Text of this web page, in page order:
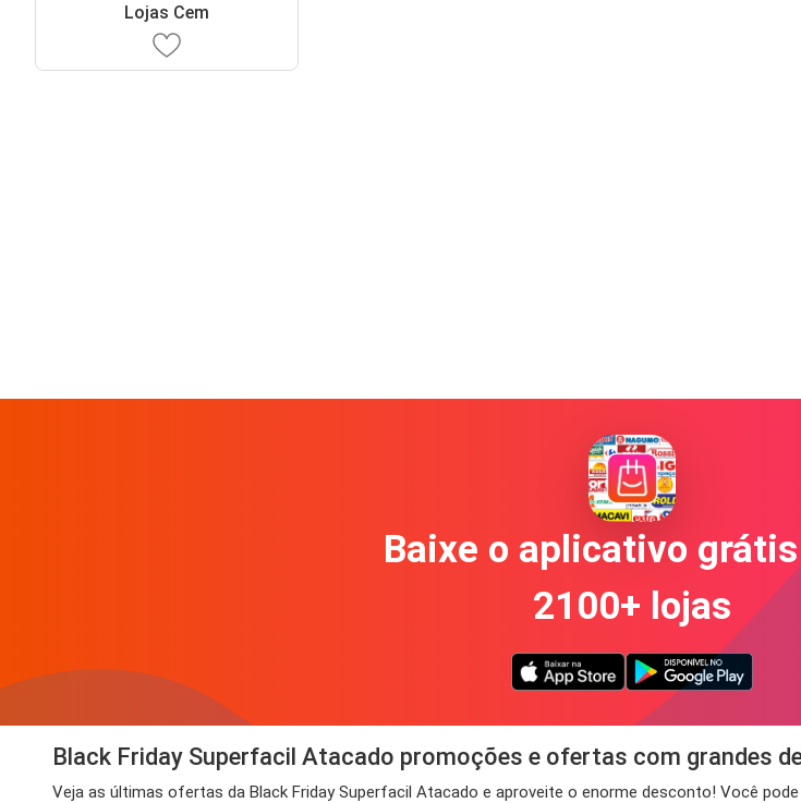
Lojas Cem
Baixe o aplicativo
2100+ lojas
Black Friday Superfacil Atacado promoções e ofertas com grandes
Veja as últimas ofertas da Black Friday Superfacil Atacado e aproveite o enorme desconto! Você